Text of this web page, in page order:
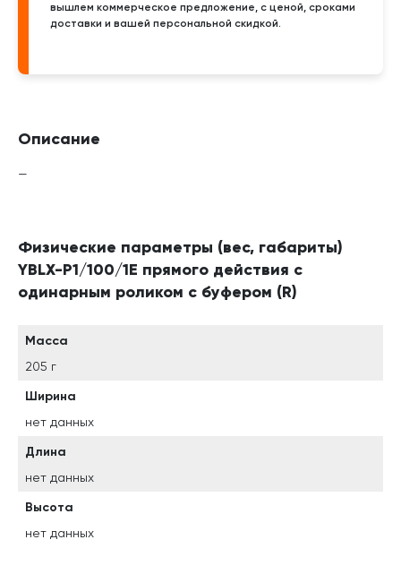
вышлем коммерческое предложение, с ценой, сроками
доставки и вашей персональной скидкой.
Описание
—
Физические параметры (вес, габариты)
YBLX-P1/100/1E прямого действия с
одинарным роликом с буфером (R)
Масса
205 г
Ширина
нет данных
Длина
нет данных
Высота
нет данных